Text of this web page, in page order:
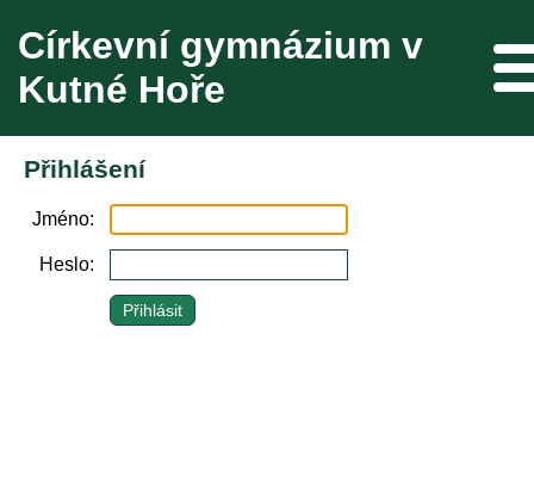
Církevní gymnázium v
Kutné Hoře
Přihlášení
Jméno
Heslo